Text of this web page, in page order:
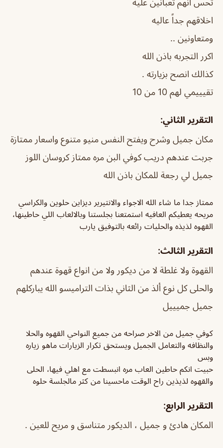
تحس انهم تعبانين عليه
اخلاقهم جداً عاليه
ومتعاونين ..
اكرر التجربه باذن الله
كذالك انصح بزيارته .
تقيييمي لهم 10 من 10
التقرير الثاني:
مكان جميل وشرح ويفتح النفس منيو متنوع واسعار ممتازة
جربت عندهم دريب كوفي البن مره ممتاز كروسان اللوز
جميل لي رجعة للمكان باذن الله
ممتاز جدا ما شاء الله الاجواء والانتيرير ديزاين حلوين والكراسي
مريحه يعطيكم العافيه استمتعنا بجلستنا وبالالعاب اللي حاطينها،
القهوه لذيذه والحليات رائعه بالتوفيق يارب
التقرير الثالث:
القهوة ولا غلطة لا من ديكور ولا من انواع قهوة عندهم
والحلى كل نوع ألذ من الثاني بذات التراميسو الله يباركلهم
جميل جميييل
كوفي جميل من الاخر صراحه من جميع النواحي القهوه والحلا
والنظافه والتعامل الجميل ويستحق تكرار الزيارات ماهو زياره
وبس
حبيت انكم حاطين العاب مره انبسطت مع اهلي فيها، الحلى
والقهوه لذيذين راح الوقت ماحسينا من كثر مالجلسة حلوه
التقرير الرابع:
المكان هادئ و جميل ، الديكور متناسق و مريح للعين .